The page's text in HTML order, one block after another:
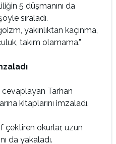
5 düşmanını da
sıraladı.
yakınlıktan kaçınma,
takım olamama.”
cevaplayan Tarhan
kitaplarını imzaladı.
okurlar, uzun
da yakaladı.